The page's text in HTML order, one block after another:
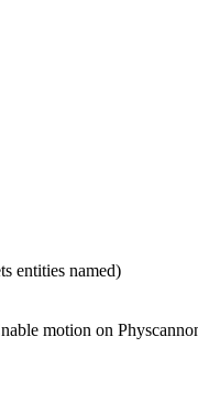
entities named)
motion on